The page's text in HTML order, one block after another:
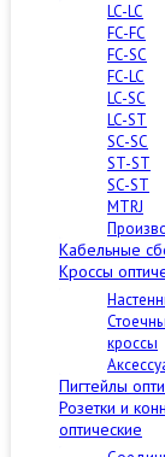
LC-LC
FC-FC
FC-SC
FC-LC
LC-SC
LC-ST
SC-SC
ST-ST
SC-ST
MTRJ
Кабельные
Кроссы
кроссы
Пигтейлы
Розетки и
оптические